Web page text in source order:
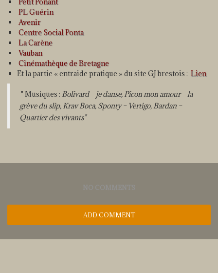
Petit Ponant
PL Guérin
Avenir
Centre Social Ponta
La Carène
Vauban
Cinémathèque de Bretagne
Et la partie « entraide pratique » du site GJ brestois : Lien
Musiques : Bolivard – je danse, Picon mon amour – la
grève du slip, Krav Boca, Sponty – Vertigo, Bardan –
Quartier des vivants
NO COMMENTS
ADD COMMENT